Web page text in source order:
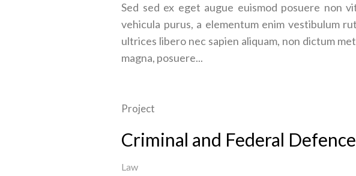
Sed sed ex eget augue euismod posuere non
vehicula purus, a elementum enim vestibulum
ultrices libero nec sapien aliquam, non dictum
magna, posuere...
Project
Criminal and Federal
Law